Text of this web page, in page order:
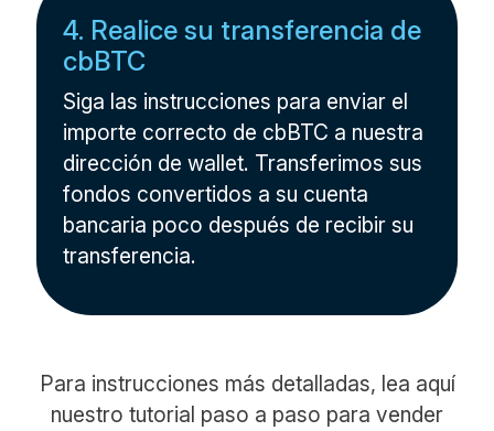
4. Realice su transferencia de
cbBTC
Siga las instrucciones para enviar el
importe correcto de cbBTC a nuestra
dirección de wallet. Transferimos sus
fondos convertidos a su cuenta
bancaria poco después de recibir su
transferencia.
Para instrucciones más detalladas, lea aquí
nuestro tutorial paso a paso para vender